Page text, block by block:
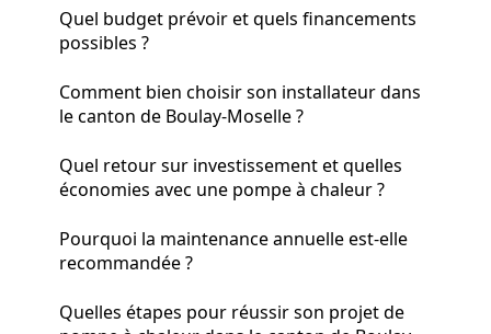
Quel budget prévoir et quels financements
possibles ?
Comment bien choisir son installateur dans
le canton de Boulay-Moselle ?
Quel retour sur investissement et quelles
économies avec une pompe à chaleur ?
Pourquoi la maintenance annuelle est-elle
recommandée ?
Quelles étapes pour réussir son projet de